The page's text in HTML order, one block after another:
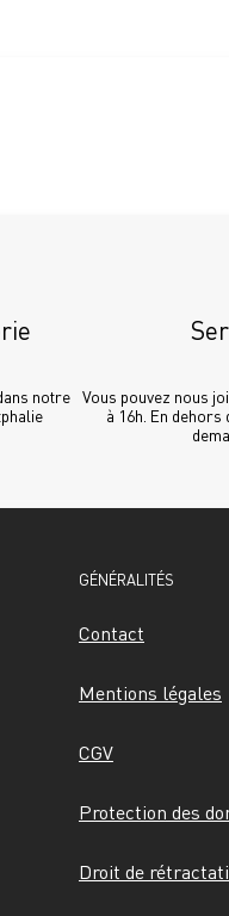
notre Vous pouvez nous
à 16h. En dehors
GÉNÉRALITÉS
Contact
Mentions légales
CGV
Protection des
Droit de